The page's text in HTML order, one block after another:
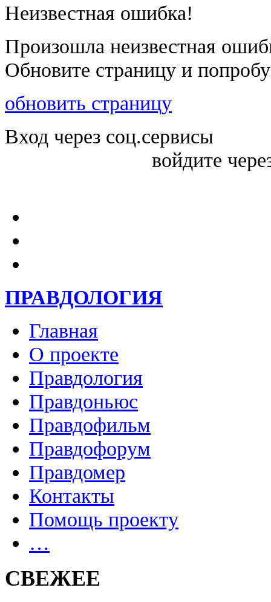
Неизвестная ошибка!
Произошла неизвестная
Обновите страницу и
обновить страницу
Вход через соц.сервисы
войдите
ПРАВДОЛОГИЯ
Главная
О проекте
Правдология
Правдоньюс
Правдофильм
Правдофорум
Правдомер
Контакты
Помощь проекту
…
СВЕЖЕЕ